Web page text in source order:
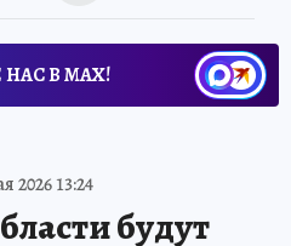
В МАХ!
2026 13:24
будут